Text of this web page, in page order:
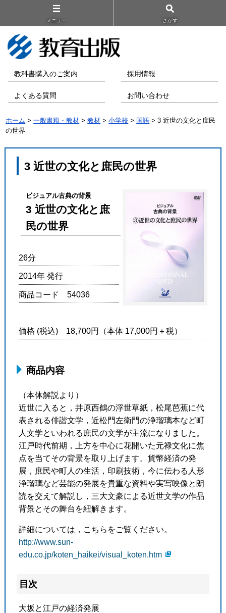
メニュ－ さがす
教科書購入のご案内 採用情報
よくある質問 お問い合わせ
ホーム >一般書籍・教材 >教材 >小学校 > 国語 > 3 近世の文化と庶民
の世界
3 近世の文化と庶民の世界
ビジュアル古典の背景
3 近世の文化と庶
民の世界
26分
2014年 発行
商品コード 54036
価格 (税込) 18,700円（本体 17,000円＋税）
商品内容
（本体解説より）
近世に入ると，井原西鶴の浮世草紙，松尾芭蕉に代
表される俳諧文学，近松門左衛門の浄瑠璃本など町
人文学といわれる庶民の文学が主流になりました。
江戸時代前期，上方を中心に花開いた元禄文化に焦
点を当てその背景を取り上げます。貨幣経済の発
展，庶民や町人の生活，印刷技術，今に伝わる人形
浄瑠璃など芸能の発展を貴重な資料や実写映像と朗
読を交えて解説し，三大文豪による近世文学の作品
背景とその舞台を紐解きます。
詳細については，こちらをご覧ください。
http://www.sun-
edu.co.jp/koten_haikei/visual_koten.htm
目次
大坂と江戸の経済発展